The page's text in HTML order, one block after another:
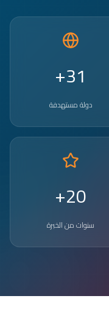
31+
دولة مستهدفة
20+
سنوات من الخبرة